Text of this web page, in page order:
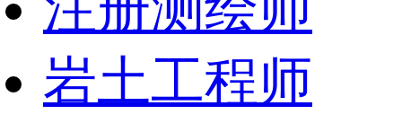
岩土工程师